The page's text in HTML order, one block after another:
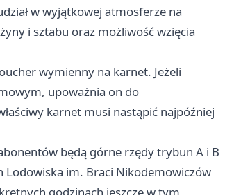
w wyjątkowej atmosferze na
i sztabu oraz możliwość wzięcia
wymienny na karnet. Jeżeli
upoważnia on do
karnet musi nastąpić najpóźniej
będą górne rzędy trybun A i B
im. Braci Nikodemowiczów
godzinach jeszcze w tym